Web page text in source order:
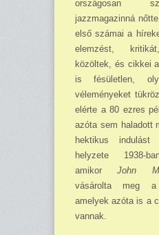
országosan
jazzmagazinná
első számai a
elemzést,
közöltek, és cikkei
is fésületlen,
véleményeket
elérte a 80 ezres
azóta sem haladott
hektikus
helyzete 1938-
amikorJohn
vásárolta meg
amelyek azóta is a
vannak.